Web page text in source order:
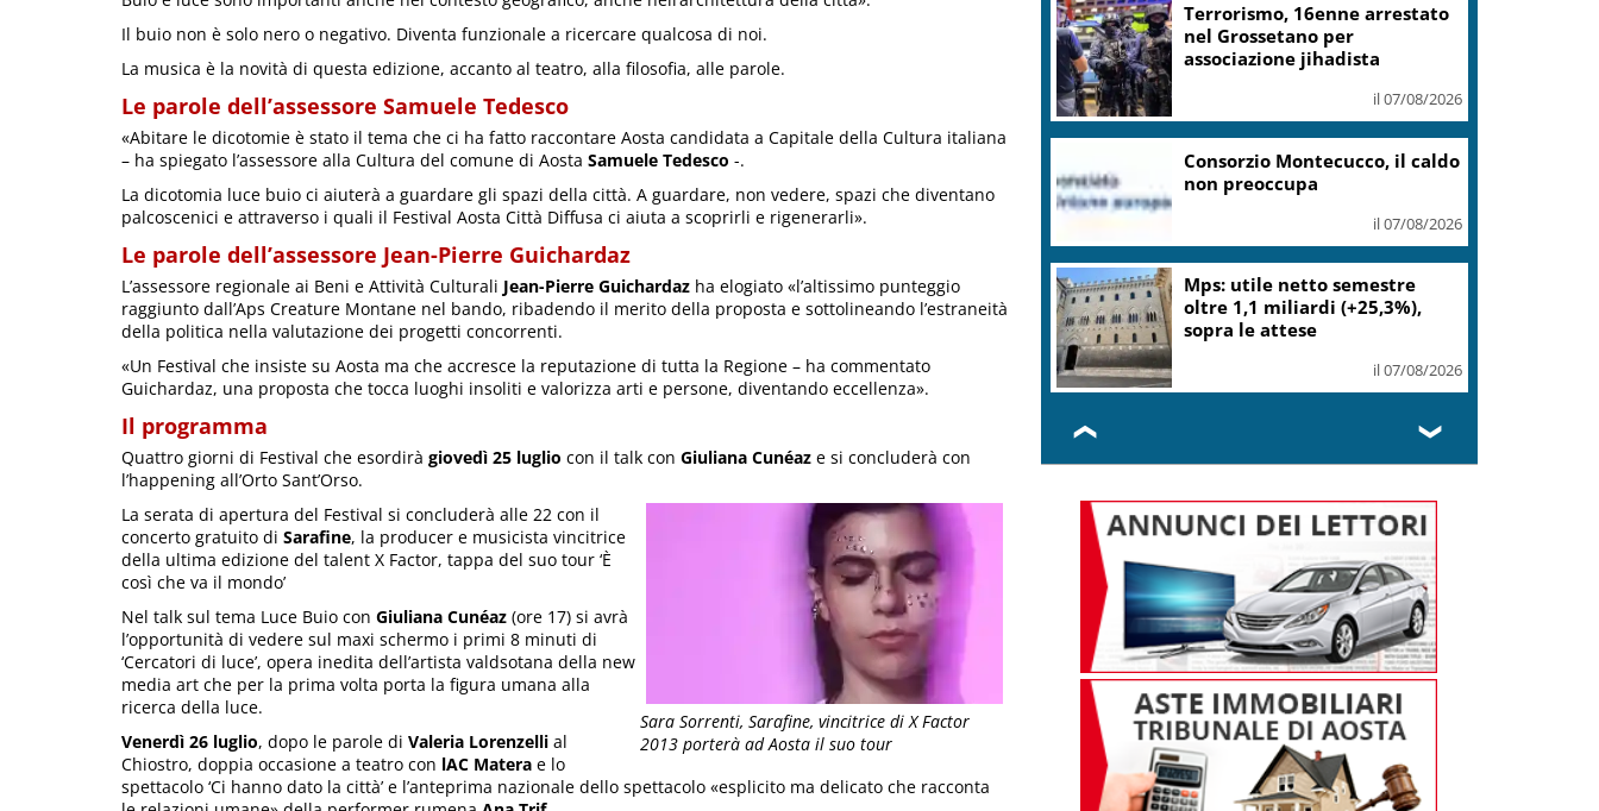
Il buio non è solo nero o negativo. Diventa funzionale a ricercare qualcosa di noi.
La musica è la novità di questa edizione, accanto al teatro, alla filosofia, alle parole.
Le parole dell’assessore Samuele Tedesco
«Abitare le dicotomie è stato il tema che ci ha fatto raccontare Aosta candidata a Capitale della Cultura italiana
– ha spiegato l’assessore alla Cultura del comune di Aosta Samuele Tedesco -.
La dicotomia luce buio ci aiuterà a guardare gli spazi della città. A guardare, non vedere, spazi che diventano
palcoscenici e attraverso i quali il Festival Aosta Città Diffusa ci aiuta a scoprirli e rigenerarli».
Le parole dell’assessore Jean-Pierre Guichardaz
L’assessore regionale ai Beni e Attività Culturali Jean-Pierre Guichardaz ha elogiato «l’altissimo punteggio
raggiunto dall’Aps Creature Montane nel bando, ribadendo il merito della proposta e sottolineando l’estraneità
della politica nella valutazione dei progetti concorrenti.
«Un Festival che insiste su Aosta ma che accresce la reputazione di tutta la Regione – ha commentato
Guichardaz, una proposta che tocca luoghi insoliti e valorizza arti e persone, diventando eccellenza».
Il programma
Quattro giorni di Festival che esordirà giovedì 25 luglio con il talk con Giuliana Cunéaz e si concluderà con
l’happening all’Orto Sant’Orso.
Sara Sorrenti, Sarafine, vincitrice di X Factor
2013 porterà ad Aosta il suo tour
La serata di apertura del Festival si concluderà alle 22 con il
concerto gratuito di Sarafine, la producer e musicista vincitrice
della ultima edizione del talent X Factor, tappa del suo tour ‘È
così che va il mondo’
Nel talk sul tema Luce Buio con Giuliana Cunéaz (ore 17) si avrà
l’opportunità di vedere sul maxi schermo i primi 8 minuti di
‘Cercatori di luce’, opera inedita dell’artista valdsotana della new
media art che per la prima volta porta la figura umana alla
ricerca della luce.
Venerdì 26 luglio, dopo le parole di Valeria Lorenzelli al
Chiostro, doppia occasione a teatro con lAC Matera e lo
spettacolo ‘Ci hanno dato la città’ e l’anteprima nazionale dello spettacolo «esplicito ma delicato che racconta
Musica e arte contemporanea,
Lerici ha puntato su Giovanni
Ozzola
il 07/08/2026
Guggenheim Venezia, dolore
per la scomparsa di Maria Rita
Cerilli
Bitdefender: popolarità de
L’Odissea usata per diffondere
malware
il 06/08/2026
❮ ❯